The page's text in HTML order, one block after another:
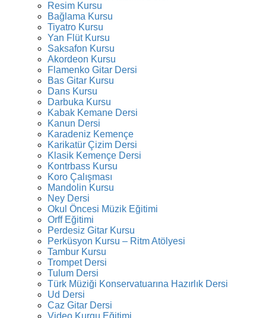
Resim Kursu
Bağlama Kursu
Tiyatro Kursu
Yan Flüt Kursu
Saksafon Kursu
Akordeon Kursu
Flamenko Gitar Dersi
Bas Gitar Kursu
Dans Kursu
Darbuka Kursu
Kabak Kemane Dersi
Kanun Dersi
Karadeniz Kemençe
Karikatür Çizim Dersi
Klasik Kemençe Dersi
Kontrbass Kursu
Koro Çalışması
Mandolin Kursu
Ney Dersi
Okul Öncesi Müzik Eğitimi
Orff Eğitimi
Perdesiz Gitar Kursu
Perküsyon Kursu – Ritm Atölyesi
Tambur Kursu
Trompet Dersi
Tulum Dersi
Türk Müziği Konservatuarına Hazırlık Dersi
Ud Dersi
Caz Gitar Dersi
Video Kurgu Eğitimi